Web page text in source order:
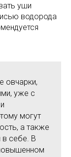
уши
водорода
овчарки,
уже с
могут
а также
в себе. В